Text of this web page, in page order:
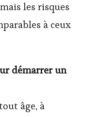
les risques
à ceux
démarrer un
âge, à